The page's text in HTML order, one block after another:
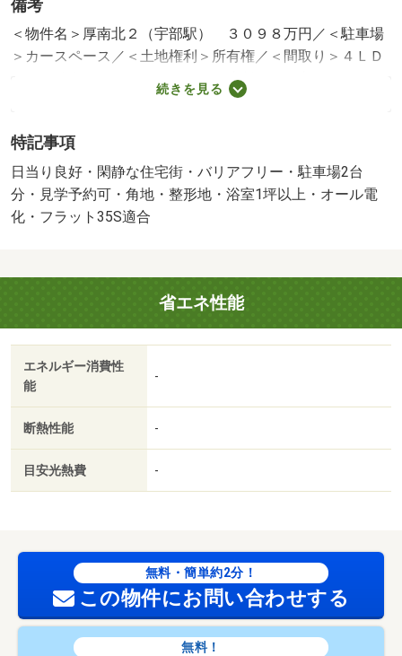
備考
＜物件名＞厚南北２（宇部駅） ３０９８万円／＜駐車場
＞カースペース／＜土地権利＞所有権／＜間取り＞４ＬＤ
Ｋ／＜特徴＞フルローンＯＫ！１度断られた方もジャッジ
に全てお任せください！、フラット３５・Ｓ適合証明書・
済・年内引渡可
建築確認：有/NO.Ｒ７建確建住セ下第０３２５号
販売戸数：1戸
続きを見る
特記事項
日当り良好・閑静な住宅街・バリアフリー・駐車場2台
分・見学予約可・角地・整形地・浴室1坪以上・オール電
化・フラット35S適合
省エネ性能
エネルギー消費性
能
-
断熱性能 -
目安光熱費 -
無料・簡単約2分！
この物件にお問い合わせする
無料！